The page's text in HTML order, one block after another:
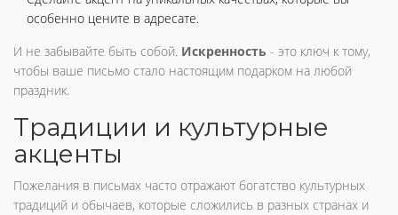
особенно цените в адресате.
И не забывайте быть собой. Искренность - это ключ к тому,
чтобы ваше письмо стало настоящим подарком на любой
праздник.
Традиции и культурные
акценты
Пожелания в письмах часто отражают богатство культурных
традиций и обычаев, которые сложились в разных странах и